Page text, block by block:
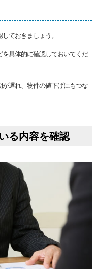
ておきましょう。
具体的に確認しておいてくだ
遅れ、物件の値下げにもつな
る内容を確認